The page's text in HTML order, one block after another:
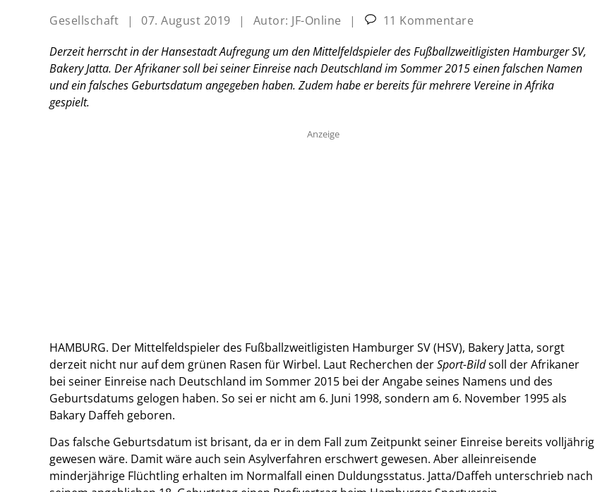
Gesellschaft | 07. August 2019 | Autor: JF-Online |
11 Kommentare
Derzeit herrscht in der Hansestadt Aufregung um den Mittelfeldspieler des Fußballzweitligisten Hamburger SV,
Bakery Jatta. Der Afrikaner soll bei seiner Einreise nach Deutschland im Sommer 2015 einen falschen Namen
und ein falsches Geburtsdatum angegeben haben. Zudem habe er bereits für mehrere Vereine in Afrika
gespielt.
Anzeige
HAMBURG. Der Mittelfeldspieler des Fußballzweitligisten Hamburger SV (HSV), Bakery Jatta, sorgt
derzeit nicht nur auf dem grünen Rasen für Wirbel. Laut Recherchen derSport-Bildsoll der Afrikaner
bei seiner Einreise nach Deutschland im Sommer 2015 bei der Angabe seines Namens und des
Geburtsdatums gelogen haben. So sei er nicht am 6. Juni 1998, sondern am 6. November 1995 als
Bakary Daffeh geboren.
Das falsche Geburtsdatum ist brisant, da er in dem Fall zum Zeitpunkt seiner Einreise bereits volljährig
gewesen wäre. Damit wäre auch sein Asylverfahren erschwert gewesen. Aber alleinreisende
minderjährige Flüchtling erhalten im Normalfall einen Duldungsstatus. Jatta/Daffeh unterschrieb nach